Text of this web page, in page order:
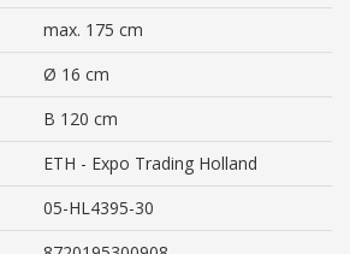
max. 175 cm
Ø 16 cm
B 120 cm
ETH - Expo Trading Holland
05-HL4395-30